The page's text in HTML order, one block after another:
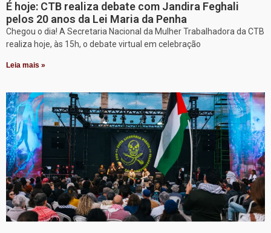
É hoje: CTB realiza debate com Jandira Feghali
pelos 20 anos da Lei Maria da Penha
Chegou o dia! A Secretaria Nacional da Mulher Trabalhadora da CTB
realiza hoje, às 15h, o debate virtual em celebração
Leia mais »